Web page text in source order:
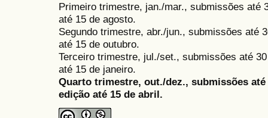
Primeiro trimestre, jan./mar., submissões até
até 15 de agosto.
Segundo trimestre, abr./jun., submissões até
até 15 de outubro.
Terceiro trimestre, jul./set., submissões até
até 15 de janeiro.
Quarto trimestre, out./dez., submissões
edição até 15 de abril.